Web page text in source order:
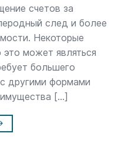
счетов за
след и более
Некоторые
может являться
большего
другими формами
[…]